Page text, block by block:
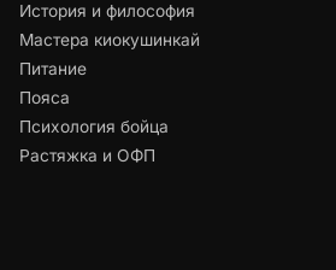
История и философия
Мастера киокушинкай
Питание
Пояса
Психология бойца
Растяжка и ОФП